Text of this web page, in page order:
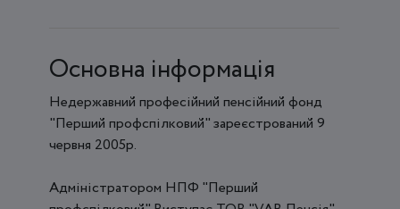
Основна інформація
Недержавний професійний пенсійний фонд
"Перший профспілковий" зареєстрований 9
червня 2005р.
Адміністратором НПФ "Перший